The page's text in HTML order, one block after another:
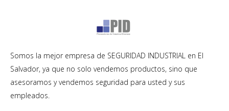
Somos la mejor empresa de SEGURIDAD INDUSTRIAL en El
Salvador, ya que no solo vendemos productos, sino que
asesoramos y vendemos seguridad para usted y sus
empleados.